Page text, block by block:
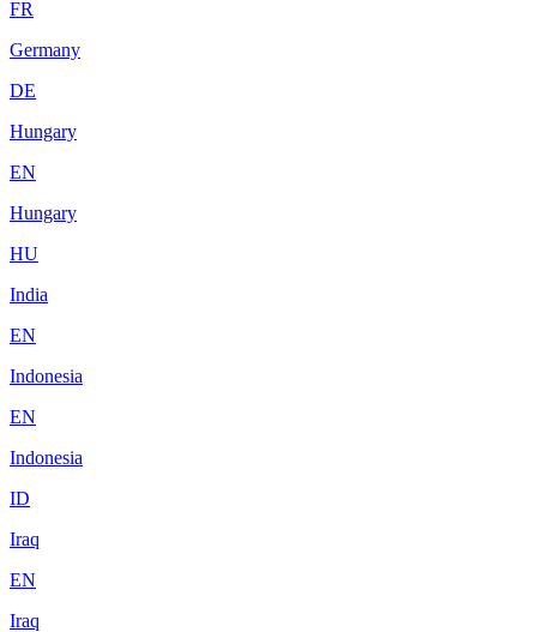
FR
Germany
DE
Hungary
EN
Hungary
HU
India
EN
Indonesia
EN
Indonesia
ID
Iraq
EN
Iraq